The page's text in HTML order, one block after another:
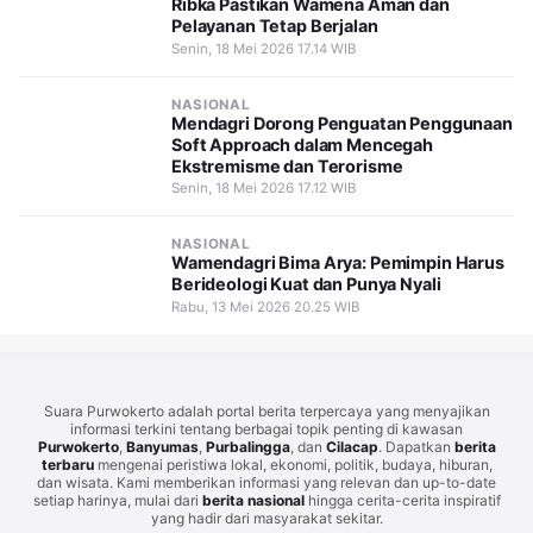
Ribka Pastikan Wamena Aman dan
Pelayanan Tetap Berjalan
Senin, 18 Mei 2026 17.14 WIB
NASIONAL
Mendagri Dorong Penguatan Penggunaan
Soft Approach dalam Mencegah
Ekstremisme dan Terorisme
Senin, 18 Mei 2026 17.12 WIB
NASIONAL
Wamendagri Bima Arya: Pemimpin Harus
Berideologi Kuat dan Punya Nyali
Rabu, 13 Mei 2026 20.25 WIB
Suara Purwokerto adalah portal berita terpercaya yang menyajikan
informasi terkini tentang berbagai topik penting di kawasan
Purwokerto, Banyumas, Purbalingga, dan Cilacap. Dapatkan berita
terbarumengenai peristiwa lokal, ekonomi, politik, budaya, hiburan,
dan wisata. Kami memberikan informasi yang relevan dan up-to-date
setiap harinya, mulai dari berita nasionalhingga cerita-cerita inspiratif
yang hadir dari masyarakat sekitar.